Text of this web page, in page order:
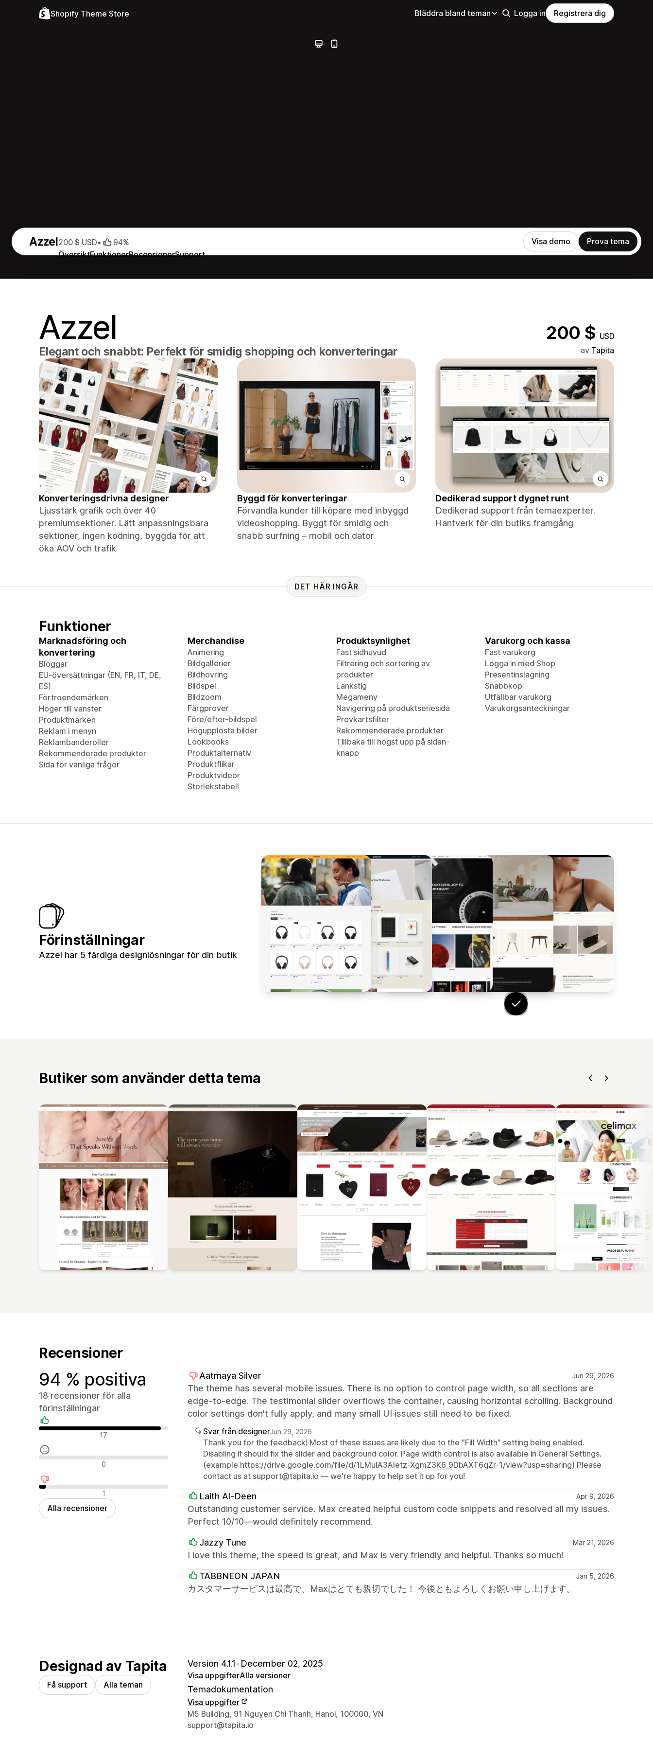
Shopify Theme Store Bläddra bland teman Logga in Registrera dig
Azzel
ÖversiktFunktionerRecensionerSupport
200 $ USD• 94% Visa demo Prova tema
Azzel 200 $ USD
Elegant och snabbt: Perfekt för smidig shopping och konverteringar av Tapita
Konverteringsdrivna designer
Ljusstark grafik och över 40
premiumsektioner. Lätt anpassningsbara
sektioner, ingen kodning, byggda för att
öka AOV och trafik
Byggd för konverteringar
Förvandla kunder till köpare med inbyggd
videoshopping. Byggt för smidig och
snabb surfning – mobil och dator
Dedikerad support dygnet runt
Dedikerad support från temaexperter.
Hantverk för din butiks framgång
DET HÄR INGÅR
Funktioner
Marknadsföring och
konvertering
Bloggar
EU-översättningar (EN, FR, IT, DE,
ES)
Förtroendemärken
Höger till vänster
Produktmärken
Reklam i menyn
Reklambanderoller
Rekommenderade produkter
Sida för vanliga frågor
Merchandise
Animering
Bildgallerier
Bildhovring
Bildspel
Bildzoom
Färgprover
Före/efter-bildspel
Högupplösta bilder
Lookbooks
Produktalternativ
Produktflikar
Produktvideor
Storlekstabell
Produktsynlighet
Fast sidhuvud
Filtrering och sortering av
produkter
Länkstig
Megameny
Navigering på produktseriesida
Provkartsfilter
Rekommenderade produkter
Tillbaka till högst upp på sidan-
knapp
Varukorg och kassa
Fast varukorg
Logga in med Shop
Presentinslagning
Snabbköp
Utfällbar varukorg
Varukorgsanteckningar
Förinställningar
Azzel har 5 färdiga designlösningar för din butik
Butiker som använder detta tema
Recensioner
94 % positiva
18 recensioner för alla
förinställningar
Positiva recensioner
17
Neutrala recensioner
0
Negativa recensioner
1
Alla recensioner
Aatmaya Silver Jun 29, 2026
The theme has several mobile issues. There is no option to control page width, so all sections are
edge-to-edge. The testimonial slider overflows the container, causing horizontal scrolling. Background
color settings don't fully apply, and many small UI issues still need to be fixed.
Svar från designerJun 29, 2026
Thank you for the feedback! Most of these issues are likely due to the "Fill Width" setting being enabled.
Disabling it should fix the slider and background color. Page width control is also available in General Settings.
(example https://drive.google.com/file/d/1LMuIA3Aletz-XgmZ3K6_9DbAXT6qZr-1/view?usp=sharing) Please
contact us at support@tapita.io — we're happy to help set it up for you!
Laith Al-Deen Apr 9, 2026
Outstanding customer service. Max created helpful custom code snippets and resolved all my issues.
Perfect 10/10—would definitely recommend.
Jazzy Tune Mar 21, 2026
I love this theme, the speed is great, and Max is very friendly and helpful. Thanks so much!
TABBNEON JAPAN Jan 5, 2026
カスタマーサービスは最高で、Maxはとても親切でした！ 今後ともよろしくお願い申し上げます。
Designad av Tapita
Få support Alla teman
Version 4.1.1•December 02, 2025
Visa uppgifterAlla versioner
Temadokumentation
Visa uppgifter
Designerns kontaktuppgifter
M5 Building, 91 Nguyen Chi Thanh, Hanoi, 100000, VN
support@tapita.io